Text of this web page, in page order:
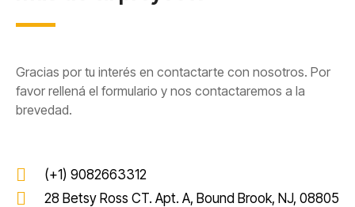
Gracias por tu interés en contactarte con nosotros. Por
favor rellená el formulario y nos contactaremos a la
brevedad.
(+1) 9082663312
28 Betsy Ross CT. Apt. A, Bound Brook, NJ, 08805